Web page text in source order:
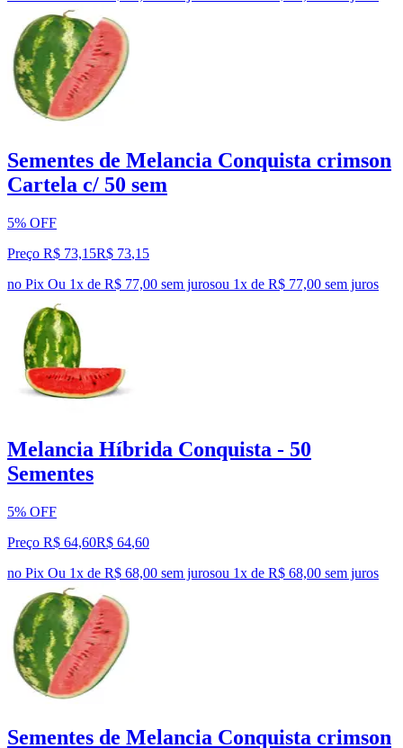
Sementes de Melancia Conquista crimson
Cartela c/ 50 sem
5% OFF
Preço R$ 73,15R$ 73,15
no Pix Ou 1x de R$ 77,00 sem jurosou 1x de R$ 77,00 sem juros
Melancia Híbrida Conquista - 50
Sementes
5% OFF
Preço R$ 64,60R$ 64,60
no Pix Ou 1x de R$ 68,00 sem jurosou 1x de R$ 68,00 sem juros
Sementes de Melancia Conquista crimson